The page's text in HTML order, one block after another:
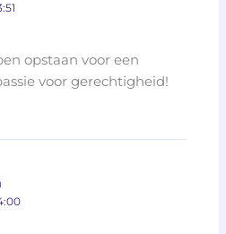
opstaan voor een
voor gerechtigheid!